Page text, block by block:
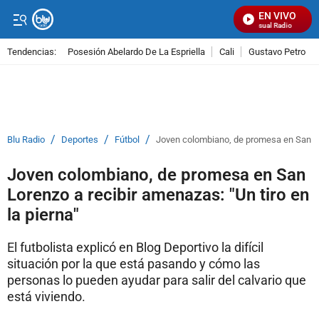
EN VIVO
Señal Visual Radio
Tendencias: Posesión Abelardo De La Espriella Cali Gustavo Petro
Blu Radio / Deportes / Fútbol / Joven colombiano, de promesa en San
Joven colombiano, de promesa en San
Lorenzo a recibir amenazas: "Un tiro en
la pierna"
El futbolista explicó en Blog Deportivo la difícil
situación por la que está pasando y cómo las
personas lo pueden ayudar para salir del calvario que
está viviendo.